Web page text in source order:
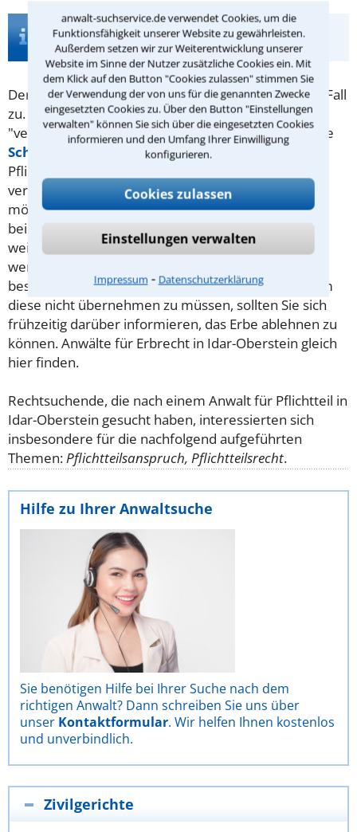
anwalt-suchservice.de verwendet Cookies, um die
Funktionsfähigkeit unserer Website zu gewährleisten.
Außerdem setzen wir zur Weiterentwicklung unserer
Website im Sinne der Nutzer zusätzliche Cookies ein. Mit
dem Klick auf den Button "Cookies zulassen" stimmen Sie
der Verwendung der von uns für die genannten Zwecke
eingesetzten Cookies zu. Über den Button "Einstellungen
verwalten" können Sie sich über die eingesetzten Cookies
informieren und den Umfang Ihrer Einwilligung
konfigurieren.
Cookies zulassen
Einstellungen verwalten
Impressum ⁃ Datenschutzerklärung
Infos zur Suche nach einem Anwalt für
Pflichtteil in Idar-Oberstein
Der Pflichtteilsteht rechtmäßigen Erben in jedem Fall
zu. Vererber möchten diesen manchmal dennoch
"verschmälern". Das kann etwa durch eine vorzeitige
Schenkung
erreicht werden. Ansonsten können
Pflichtteilberechtigte regelmäßig nur bei einer
verurteilten Straftat enterbt werden.Viele Erben
möchten wissen, wie hoch ihr Pflichtteil sein wird. In
beiden Fällen kann ein Anwalt fürErbrecht
weiterhelfen. Übrigens wird kein Pflichtteil vererbt,
wenn kein Vermögen mehr vorhanden ist. Dann
besteht das Erbe aus weiter nichts alsSchulden
. Um
diese nicht übernehmen zu müssen, sollten Sie sich
frühzeitig darüber informieren, das Erbe ablehnen zu
können. Anwälte für Erbrecht in Idar-Oberstein gleich
hier finden.
Rechtsuchende, die nach einem Anwalt für Pflichtteil in
Idar-Oberstein gesucht haben, interessierten sich
insbesondere für die nachfolgend aufgeführten
Themen:Pflichtteilsanspruch, Pflichtteilsrecht.
Hilfe zu Ihrer Anwaltsuche
Sie benötigen Hilfe bei Ihrer Suche nach dem
richtigen Anwalt? Dann schreiben Sie uns über
unser Kontaktformular. Wir helfen Ihnen kostenlos
und unverbindlich.
Zivilgerichte